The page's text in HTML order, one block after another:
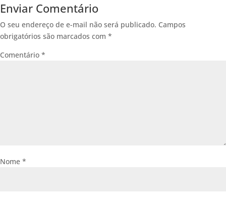
Enviar Comentário
O seu endereço de e-mail não será publicado. Campos
obrigatórios são marcados com *
Comentário *
Nome *